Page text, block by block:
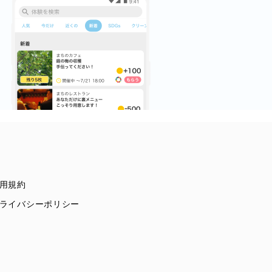
規約
イバシーポリシー